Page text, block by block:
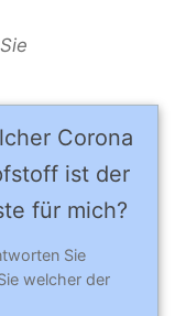
Corona
ist der
für mich?
Sie
welcher der